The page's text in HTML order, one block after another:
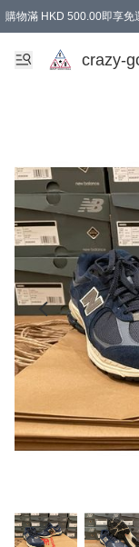
購物滿 HKD 500.00即享免
成為會員可享免費禮品
crazy-